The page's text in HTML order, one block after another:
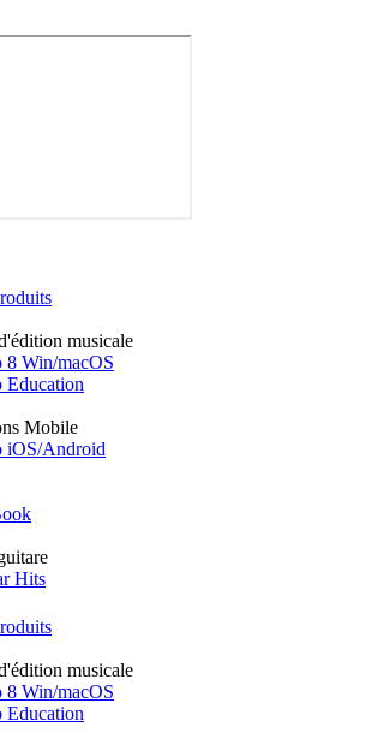
musicale
8 Win/macOS
Education
Mobile
iOS/Android
Hits
musicale
8 Win/macOS
Education